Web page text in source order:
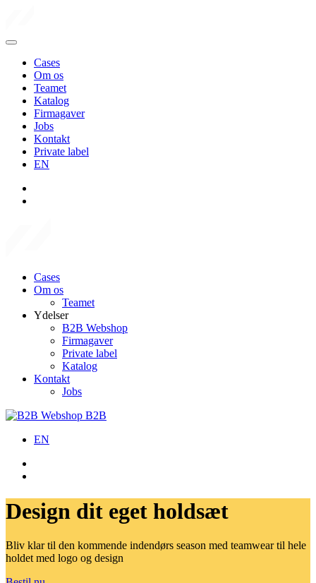
Cases
Om os
Teamet
Katalog
Firmagaver
Jobs
Kontakt
Private label
EN
Cases
Om os
Teamet
Ydelser
B2B Webshop
Firmagaver
Private label
Katalog
Kontakt
Jobs
B2B
EN
Design dit eget holdsæt
Bliv klar til den kommende indendørs season med teamwear til hele
holdet med logo og design